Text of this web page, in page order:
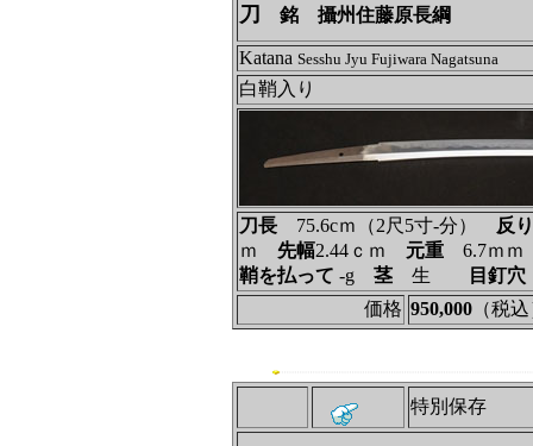
刀 銘 攝州住藤原長綱
Katana Sesshu Jyu Fujiwara Nagatsuna
白鞘入り
刀長75.6cｍ（2尺5寸‐分）
反り
ｍ 先幅2.44ｃｍ 元重6.7ｍ
鞘を払って ‐g 茎生 目釘穴
価格 950,000（税込
特別保存